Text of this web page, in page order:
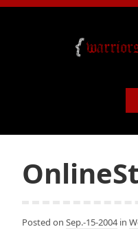
Posted on Sep.-15-2004in